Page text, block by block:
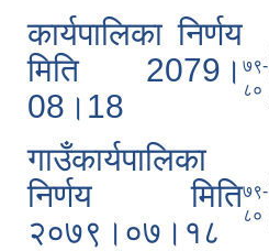
कार्यपालिका निर्णय
मिति 2079।
08।18
७९-
८०
गाउँकार्यपालिका
निर्णय मिति
२०७९।०७।१८
७९-
८०